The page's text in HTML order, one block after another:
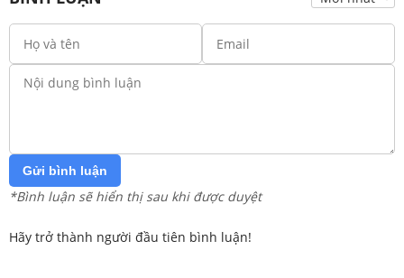
Gửi bình luận
*Bình luận sẽ hiển thị sau khi được duyệt
Hãy trở thành người đầu tiên bình luận!